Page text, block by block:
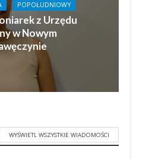
POPOŁUDNIOWY
z Urzędu
w Nowym
WYŚWIETL WSZYSTKIE WIADOMOŚCI